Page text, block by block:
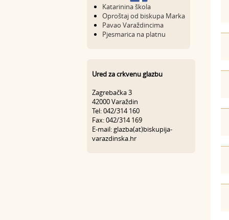
Katarinina škola
Oproštaj od biskupa Marka
Pavao Varaždincima
Pjesmarica na platnu
Ured za crkvenu glazbu
Zagrebačka 3
42000 Varaždin
Tel: 042/314 160
Fax: 042/314 169
E-mail: glazba(at)biskupija-
varazdinska.hr